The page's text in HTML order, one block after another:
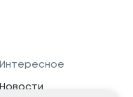
Интересное
Новости